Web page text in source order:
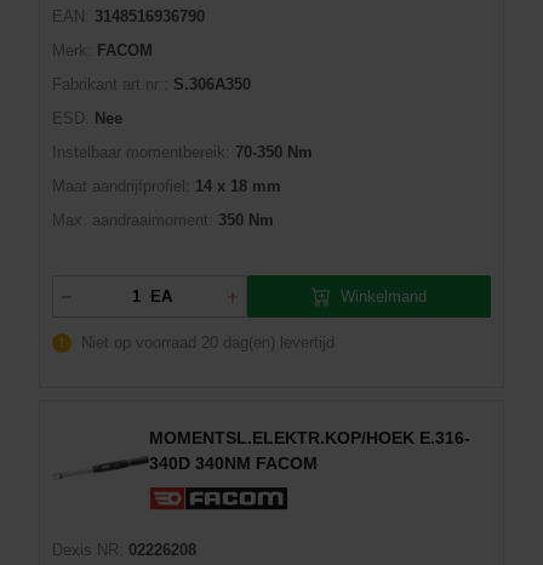
EAN:
3148516936790
Merk:
FACOM
Fabrikant art.nr::
S.306A350
ESD:
Nee
Instelbaar momentbereik:
70-350 Nm
Maat aandrijfprofiel:
14 x 18 mm
Max. aandraaimoment:
350 Nm
EA Winkelmand
Niet op voorraad 20 dag(en) levertijd
MOMENTSL.ELEKTR.KOP/HOEK E.316-
340D 340NM FACOM
Dexis NR:
02226208